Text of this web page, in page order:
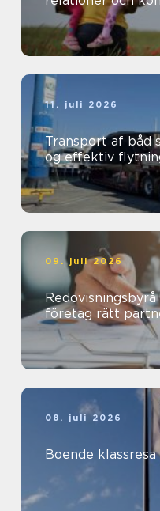
11. juli 2026
Transport af båd sådan foregår en sikker
og effektiv
09. juli 2026
Redovisningsbyrå
företag rätt
08. juli 2026
Boende